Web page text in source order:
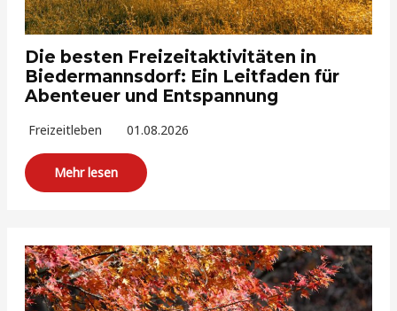
Die besten Freizeitaktivitäten in
Biedermannsdorf: Ein Leitfaden für
Abenteuer und Entspannung
Freizeitleben 01.08.2026
Mehr lesen